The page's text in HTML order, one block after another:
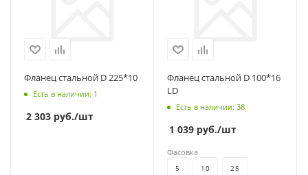
Фланец стальной D 225*10
Есть в наличии: 1
2 303 руб./шт
Фланец стальной D 100*16
LD
Есть в наличии: 38
1 039 руб./шт
Фасовка
5 10 25